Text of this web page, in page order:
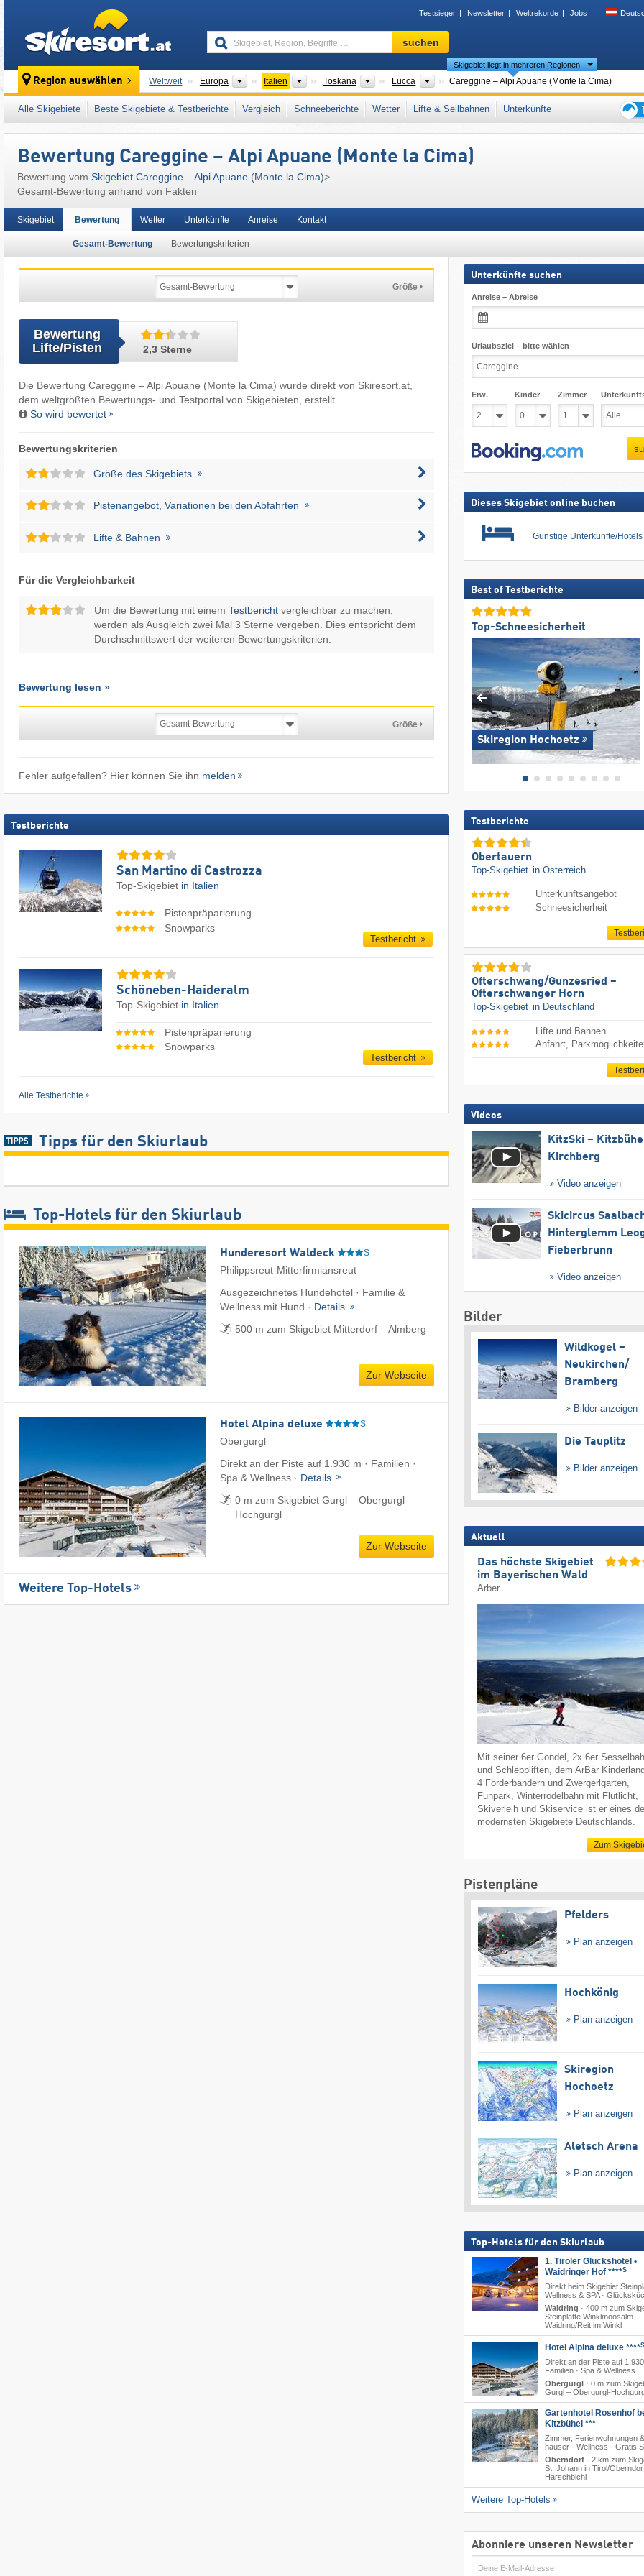
Testsieger Newsletter Weltrekorde Jobs
Skigebiet,
Region,
…
suchen
Region auswählen Weltweit Europa Kontinente
Italien LänderToskana Regionen
Lucca Provinzen
Skigebiet liegt in mehreren Regionen
Careggine – Alpi Apuane (Monte la Cima)
Dieses Skigebiet liegt auch in: Apuanische Alpen Toskanisch-Emilianischer Apennin Mittelitalien , Apennin
,
Alle Skigebiete Beste Skigebiete & Testberichte Vergleich Schneeberichte Wetter Lifte & Seilbahnen
Unterkünfte
Bewertung Careggine – Alpi Apuane (Monte la Cima)
Bewertung vom Skigebiet Careggine – Alpi Apuane (Monte la Cima)>
Gesamt-Bewertung anhand von Fakten
Skigebiet Bewertung
Gesamt-Bewertung Bewertungskriterien
Wetter Unterkünfte Anreise Kontakt
Größe
Bewertung
Lifte/Pisten
2,3 Sterne
Die Bewertung Careggine – Alpi Apuane (Monte la Cima) wurde direkt von Skiresort.at,
dem weltgrößten Bewertungs- und Testportal von Skigebieten, erstellt.
So wird bewertet
Bewertungskriterien
Größe des Skigebiets
Pistenangebot, Variationen bei den Abfahrten
Lifte & Bahnen
Für die Vergleichbarkeit
Um die Bewertung mit einem Testberichtvergleichbar zu machen,
werden als Ausgleich zwei Mal 3 Sterne vergeben. Dies entspricht dem
Durchschnittswert der weiteren Bewertungskriterien.
Bewertung lesen »
Größe
Fehler aufgefallen? Hier können Sie ihn melden
Testberichte
San Martino di Castrozza
Top-Skigebiet in Italien
Pistenpräparierung
Snowparks
Testbericht
Schöneben-Haideralm
Top-Skigebiet in Italien
Pistenpräparierung
Snowparks
Testbericht
Alle Testberichte
Tipps für den Skiurlaub
Top-Hotels für den Skiurlaub
Hunderesort Waldeck S
Philippsreut-Mitterfirmiansreut
Ausgezeichnetes Hundehotel · Familie &
Wellness mit Hund · Details
500 m zum Skigebiet Mitterdorf – Almberg
Zur Webseite
Hotel Alpina deluxe S
Obergurgl
Direkt an der Piste auf 1.930 m · Familien ·
Spa & Wellness · Details
0 m zum Skigebiet Gurgl – Obergurgl-
Hochgurgl
Zur Webseite
Weitere Top-Hotels
Unterkünfte suchen
Anreise – Abreise
Urlaubsziel – bitte wählen
Erw. Kinder Zimmer
Dieses Skigebiet online buchen
Günstige Unterkünfte/Hotels
Best of Testberichte
Top-Schneesicherheit
Skiregion Hochoetz
Testberichte
Obertauern
Top-Skigebiet in Österreich
Unterkunftsangebot
Schneesicherheit
Ofterschwang/​Gunzesried –
Ofterschwanger Horn
Top-Skigebiet in Deutschland
Lifte und Bahnen
Anfahrt,
Videos
KitzSki –
Kirchberg
Video anzeigen
Skicircus
Hinterglemm
Fieberbrunn
Video anzeigen
Bilder
Wildkogel –
Neukirchen/​
Bramberg
Bilder anzeigen
Die Tauplitz
Bilder anzeigen
Aktuell
Das höchste Skigebiet
im Bayerischen Wald
Arber
Mit seiner 6er Gondel, 2x 6er
und Schleppliften, dem ArBär
4 Förderbändern und Zwergerlgarten,
Funpark, Winterrodelbahn mit Flutlicht,
Skiverleih und Skiservice ist er eines
modernsten Skigebiete Deutschlands.
Zum
Pistenpläne
Pfelders
Plan anzeigen
Hochkönig
Plan anzeigen
Skiregion
Hochoetz
Plan anzeigen
Aletsch Arena
Plan anzeigen
Top-Hotels für den Skiurlaub
1. Tiroler Glückshotel •
Waidringer Hof ****S
Direkt beim Skigebiet
Wellness & SPA ·
Waidring · 400 m zum
Steinplatte Winklmoosalm –
Waidring/​Reit im Winkl
Hotel Alpina deluxe ****S
Direkt an der Piste auf 1.930
Familien · Spa & Wellness
Obergurgl
· 0 m zum
Gurgl – Obergurgl-
Gartenhotel Rosenhof
Kitzbühel ***
Zimmer, Ferienwohnungen
häuser · Wellness · Gratis
Oberndorf · 2 km zum
St. Johann in Tirol/​
Harschbichl
Weitere Top-Hotels
Abonniere unseren Newsletter
E-